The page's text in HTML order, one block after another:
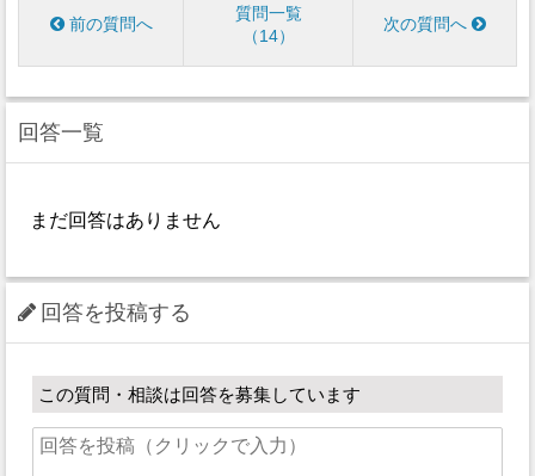
前の質問へ
質問一覧
14
次の質問へ
回答一覧
まだ回答はありません
回答を投稿する
この質問・相談は回答を募集しています